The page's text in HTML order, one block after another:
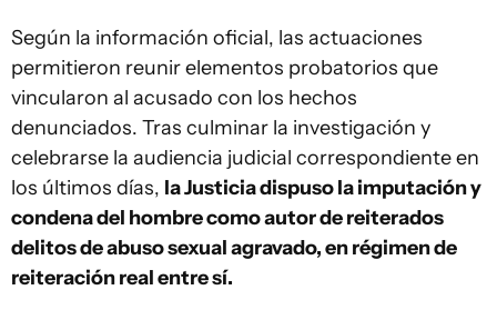
Según la información oficial, las actuaciones
permitieron reunir elementos probatorios que
vincularon al acusado con los hechos
denunciados. Tras culminar la investigación y
celebrarse la audiencia judicial correspondiente en
los últimos días, la Justicia dispuso la imputación y
condena del hombre como autor de reiterados
delitos de abuso sexual agravado, en régimen de
reiteración real entre sí.